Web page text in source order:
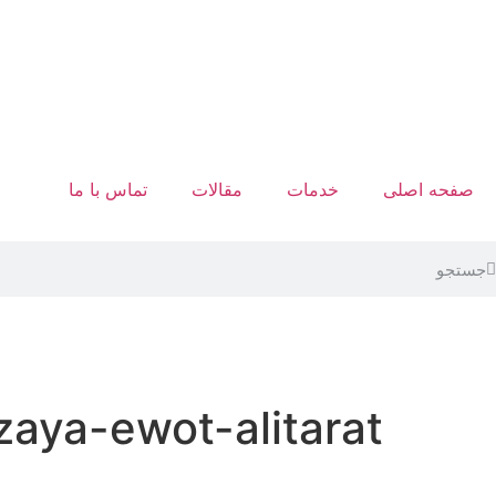
صفحه اصلی خدمات مقالات تماس با ما
ewot-alitarat